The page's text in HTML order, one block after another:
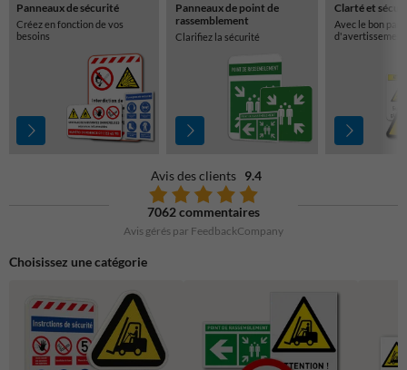
Panneaux de sécurité
Créez en fonction de vos
besoins
Panneaux de point de
rassemblement
Clarifiez la sécurité
Clarté et
Avec le bon
d'avertissement
Avis des clients 9.4
7062 commentaires
Avis gérés par FeedbackCompany
Choisissez une catégorie